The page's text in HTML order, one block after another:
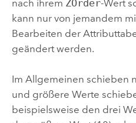
nach ihrem ZOrder-Wert
kann nur von jemandem
Bearbeiten der
geändert werden.
Im Allgemeinen schieben
und größere Werte
beispielsweise den drei